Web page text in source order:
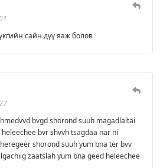
сайн дүү яаж болов
bvgd shorond suuh magadlaltai
heleechee bvr shvvh tsagdaa nar ni
shorond suuh yum bna ter bvv
zaatslah yum bna geed heleechee